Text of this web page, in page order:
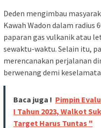
Deden mengimbau
Kawah Wadon dalam radius
paparan gas vulkanik atau
sewaktu-waktu. Selain itu,
merencanakan perjalanan
berwenang demi
Baca juga ! Pimpin
I Tahun 2023, Walkot
Target Harus Tuntas "